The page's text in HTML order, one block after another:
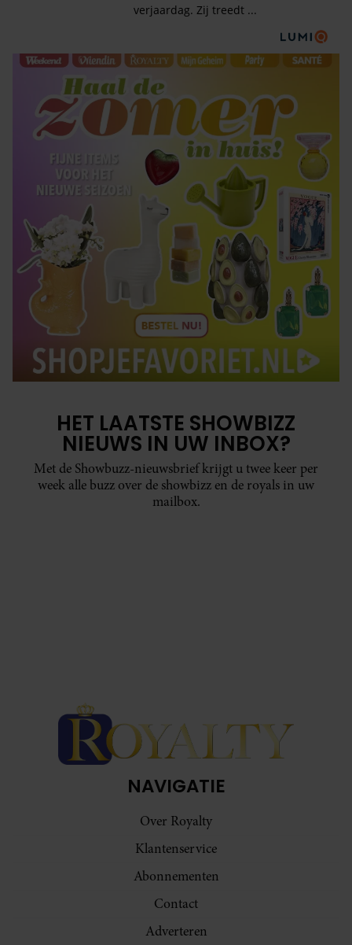
HET LAATSTE SHOWBIZZ
NIEUWS IN UW INBOX?
Met de Showbuzz-nieuwsbrief krijgt u twee keer per
week alle buzz over de showbizz en de royals in uw
mailbox.
NAVIGATIE
Over Royalty
Klantenservice
Abonnementen
Contact
Adverteren